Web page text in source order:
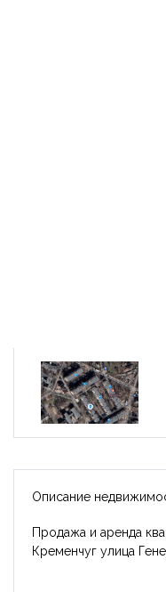
Описание
Продажа и аренда
Кременчуг улица